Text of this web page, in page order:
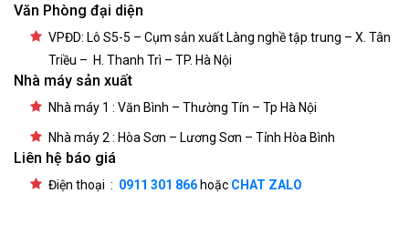
Văn Phòng đại diện
VPĐD: Lô S5-5 – Cụm sản xuất Làng nghề tập trung – X. Tân
Triều – H. Thanh Trì – TP. Hà Nội
Nhà máy sản xuất
Nhà máy 1 : Văn Bình – Thường Tín – Tp Hà Nội
Nhà máy 2 : Hòa Sơn – Lương Sơn – Tỉnh Hòa Bình
Liên hệ báo giá
Điện thoại : 0911 301 866 hoặc CHAT ZALO